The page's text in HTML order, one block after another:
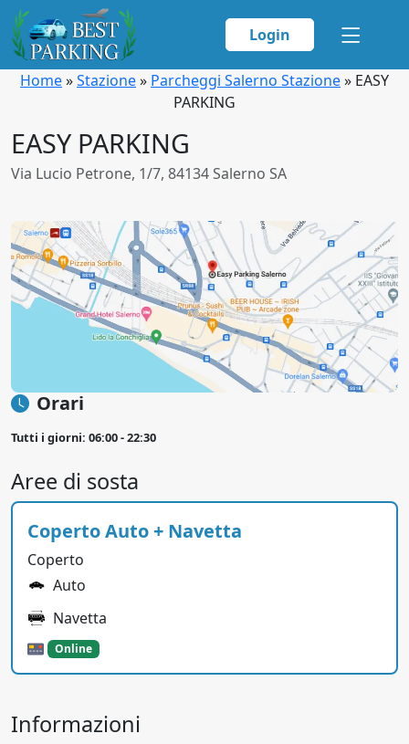
Login
Home»Stazione» Parcheggi Salerno Stazione» EASY
PARKING
EASY PARKING
Via Lucio Petrone, 1/7, 84134 Salerno SA
Orari
Tutti i giorni: 06:00 - 22:30
Aree di sosta
Coperto Auto + Navetta
Coperto
Auto
Navetta
Online
Informazioni